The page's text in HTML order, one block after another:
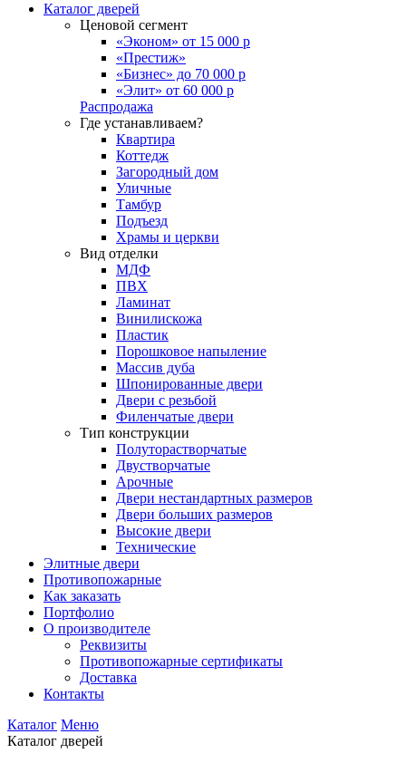
Каталог дверей
Ценовой сегмент
«Эконом» от 15 000 р
«Престиж»
«Бизнес» до 70 000 р
«Элит» от 60 000 р
Распродажа
Где устанавливаем?
Квартира
Коттедж
Загородный дом
Уличные
Тамбур
Подъезд
Храмы и церкви
Вид отделки
МДФ
ПВХ
Ламинат
Винилискожа
Пластик
Порошковое напыление
Массив дуба
Шпонированные двери
Двери с резьбой
Филенчатые двери
Тип конструкции
Полуторастворчатые
Двустворчатые
Арочные
Двери нестандартных размеров
Двери больших размеров
Высокие двери
Технические
Элитные двери
Противопожарные
Как заказать
Портфолио
О производителе
Реквизиты
Противопожарные сертификаты
Доставка
Контакты
Каталог Меню
Каталог дверей